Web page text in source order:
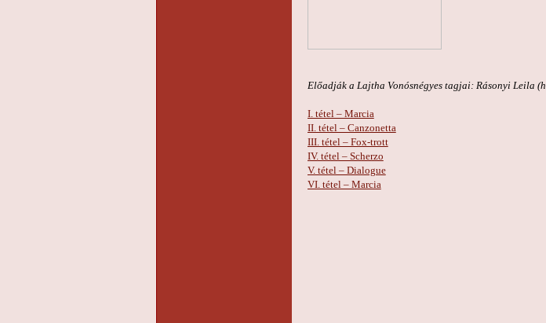
Előadják a Lajtha Vonósnégyes tagjai: Rásonyi Leila
I. tétel – Marcia
II. tétel – Canzonetta
III. tétel – Fox-trott
IV. tétel – Scherzo
V. tétel – Dialogue
VI. tétel – Marcia